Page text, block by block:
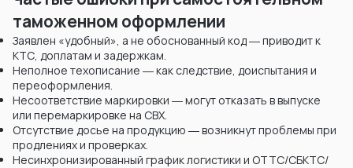
таможенном оформлении
Заявлен «удобный», а не обоснованный код ― приводит к
KТС, доплатам и задержкам.
Неполное техописание ― как следствие, доиспытания и
переоформления.
Несоответствие маркировки ― могут отказать в выпуске
или перемаркировке на СВХ.
Отсутствие досье на продукцию ― возникнут проблемы при
продлениях и проверках.
Несинхронизированный график логистики и ОТТС/СБКТС/